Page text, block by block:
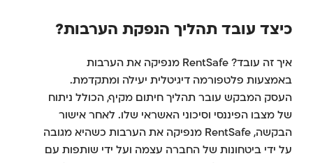
כיצד עובד תהליך הנפקת הערבות?
איך זה עובד? RentSafe מנפיקה את הערבות
באמצעות פלטפורמה דיגיטלית יעילה ומתקדמת.
העסק המבקש עובר תהליך חיתום מקיף, הכולל ניתוח
של מצבו הפיננסי וסיכוני האשראי שלו. לאחר אישור
הבקשה, RentSafe מנפיקה את הערבות כשהיא מגובה
על ידי ביטחונות של החברה עצמה ועל ידי שותפות עם